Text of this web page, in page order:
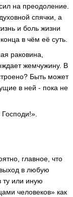
на преодоление.
спячки, а
и боль жизни
в чём её суть.
раковина,
жемчужину. В
Быть может
в ней - пока не
главное, что
в любую
ту или иную
человеков» как